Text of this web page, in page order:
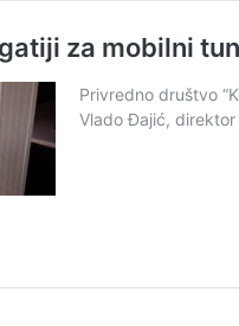
za mobilni
Privredno društvo
Vlado Đajić,